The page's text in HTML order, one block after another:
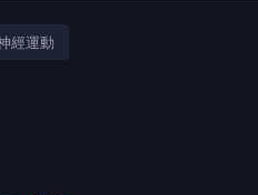
經運動